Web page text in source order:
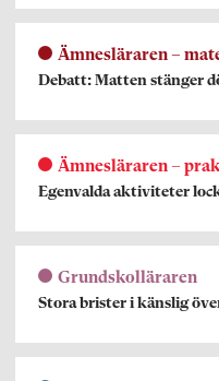
Ämnesläraren –
Debatt: Matten stänger
Ämnesläraren –
Egenvalda aktiviteter
Grundskolläraren
Stora brister i känslig